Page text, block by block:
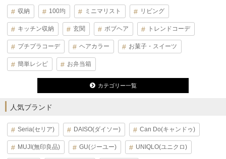
収納 100均 ミニマリスト リビング
キッチン収納 玄関 ボブヘア トレンドコーデ
プチプラコーデ ヘアカラー お菓子・スイーツ
簡単レシピ お弁当箱
カテゴリー一覧
人気ブランド
Seria(セリア) DAISO(ダイソー) Can Do(キャンドゥ)
MUJI(無印良品) GU(ジーユー) UNIQLO(ユニクロ)